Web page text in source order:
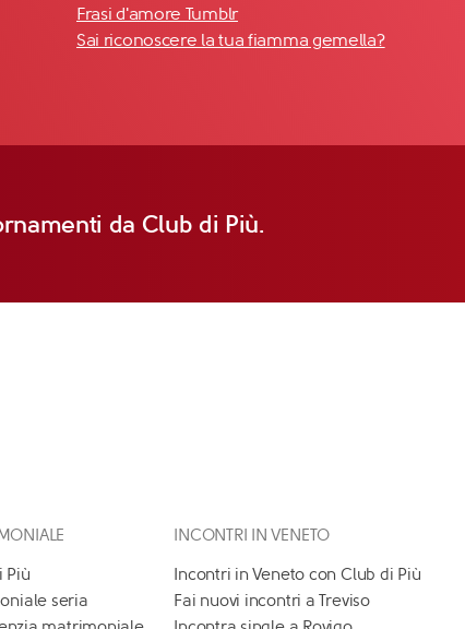
Frasi d'amore Tumblr
Sai riconoscere la tua fiamma gemella?
da Club di Più.
Più
seria
INCONTRI IN VENETO
Incontri in Veneto con Club di Più
Fai nuovi incontri a Treviso